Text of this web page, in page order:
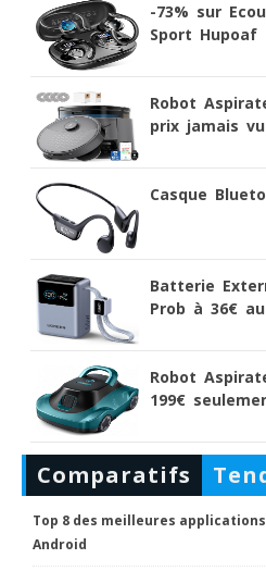
-73% sur
Sport Hupoaf
Robot
prix jamais
Casque
Batterie
Prob à 36€
Robot
199€
Comparatifs
Top 8 des meilleures
Android